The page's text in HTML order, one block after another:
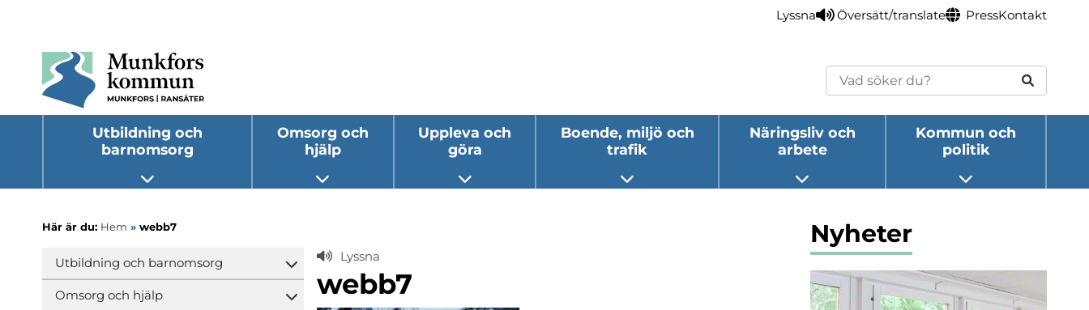
Lyssna Översätt/translate PressKontakt
Sök
Utbildning och
barnomsorg
Öppna undermeny
Omsorg och
hjälp
Öppna undermeny
Uppleva och
göra
Öppna undermeny
Boende, miljö och
trafik
Öppna undermeny
Näringsliv och
arbete
Öppna undermeny
Kommun och
politik
Öppna undermeny
Här är du: Hem » webb7
Utbildning och barnomsorg
Öppna undermeny
Omsorg och hjälp
Öppna undermeny
Lyssna
webb7
Nyheter